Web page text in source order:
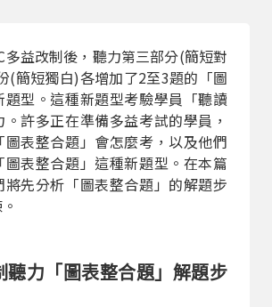
粉絲團 影音頻道
多益改制後，聽力第三部分(簡短對
(簡短獨白)各增加了2至3題的「圖
型。這種新題型考驗學員「聽讀
許多正在準備多益考試的學員，
表整合題」會怎麼考，以及他們
圖表整合題」這種新題型。在本篇
先分析「圖表整合題」的解題步
聽力「圖表整合題」解題步